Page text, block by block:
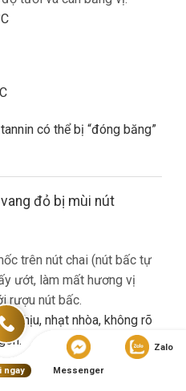
có thể bị “đóng băng”
đỏ bị mùi nút
trên nút chai (nút bấc tự
ướt, làm mất hương vị
rượu nút bấc.
chịu, nhạt nhòa, không rõ
hệ cửa hàng đổi trả (nếu có
ngay Messenger
Zalo